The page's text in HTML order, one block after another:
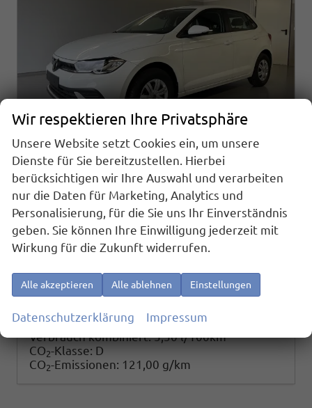
Volkswagen Polo
sofort lieferbar Neuwagen
Fahrzeugnr. 25703 GetriebeSchalt. 5-Gang
Kraftstoff Benzin Außenfarbe[0Q0Q] Pure White
Leistung59 kW (80 PS) Kilometerstand20 km
incl. 19% MwSt.
Verbrauch kombiniert:5,30 l/100km
CO2-Klasse: D
CO2-Emissionen: 121,00 g/km
Wir respektieren Ihre Privatsphäre
Unsere Website setzt Cookies ein, um unsere
Dienste für Sie bereitzustellen. Hierbei
berücksichtigen wir Ihre Auswahl und verarbeiten
nur die Daten für Marketing, Analytics und
Personalisierung, für die Sie uns Ihr Einverständnis
geben. Sie können Ihre Einwilligung jederzeit mit
Wirkung für die Zukunft widerrufen.
Alle akzeptieren Alle ablehnen Einstellungen
Datenschutzerklärung Impressum